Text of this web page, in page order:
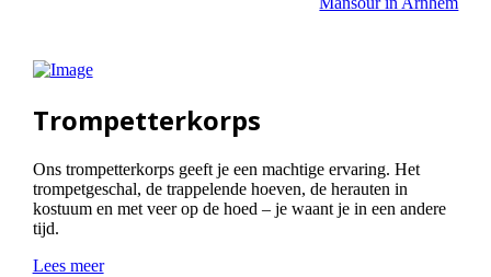
Trompetterkorps
Ons trompetterkorps geeft je een machtige ervaring. Het
trompetgeschal, de trappelende hoeven, de herauten in
kostuum en met veer op de hoed – je waant je in een andere
tijd.
Lees meer